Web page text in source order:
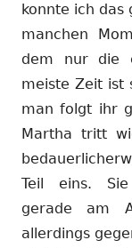
konnte ich das
manchen
dem nur die
meiste Zeit ist
man folgt ihr
Martha tritt
Teil eins.
gerade am
allerdings